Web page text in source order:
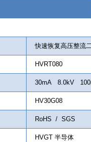
快速恢复高压整流
HVRT080
30mA 8.0kV
HV30G08
RoHS / SGS
HVGT 半导体